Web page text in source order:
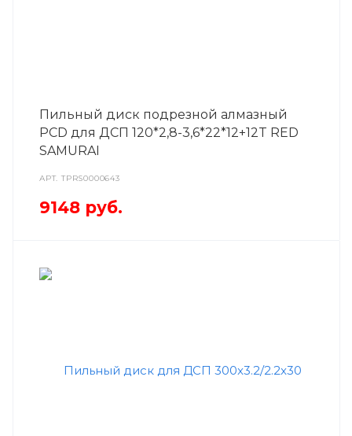
Пильный диск подрезной алмазный
PCD для ДСП 120*2,8-3,6*22*12+12T RED
SAMURAI
АРТ.TPRS0000643
9148 руб.